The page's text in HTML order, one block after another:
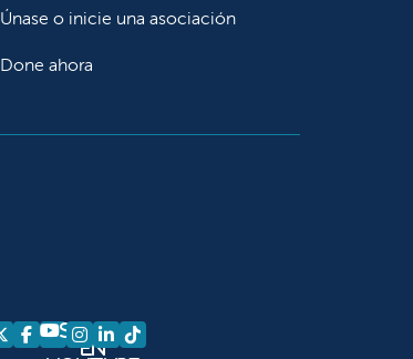
Únase o inicie una asociación
Done ahora
Síganos en X
Síganos en Facebook
Síganos
en
Síganos en Instagram
Síganos en LinkedIn
Síganos en TikTok